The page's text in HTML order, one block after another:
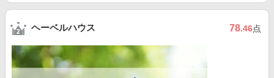
ヘーベルハウス 78.46点